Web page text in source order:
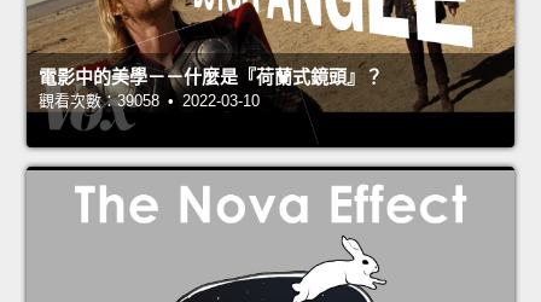
電影中的美學－－什麼是『荷蘭式鏡頭』？
觀看次數：39058 • 2022-03-10